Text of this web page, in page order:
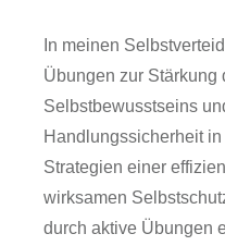
In meinen
Übungen zur Stärkung
Selbstbewusstseins
Handlungssicherheit
Strategien einer
wirksamen
durch aktive Übungen